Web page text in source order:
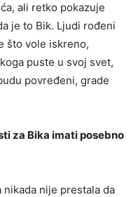
ali retko pokazuje
je to Bik. Ljudi rođeni
što vole iskreno,
puste u svoj svet,
povređeni, grade
za Bika imati posebno
nije prestala da